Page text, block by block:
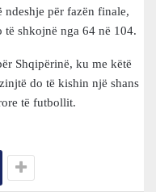
ndeshje për fazën finale,
të shkojnë nga 64 në 104.
Shqipërinë, ku me këtë
do të kishin një shans
të futbollit.